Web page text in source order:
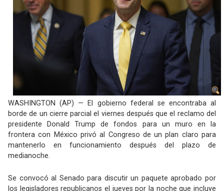
WASHINGTON (AP) — El gobierno federal se encontraba al
borde de un cierre parcial el viernes después que el reclamo del
presidente Donald Trump de fondos para un muro en la
frontera con México privó al Congreso de un plan claro para
mantenerlo en funcionamiento después del plazo de
medianoche.
Se convocó al Senado para discutir un paquete aprobado por
los legisladores republicanos el jueves por la noche que incluye